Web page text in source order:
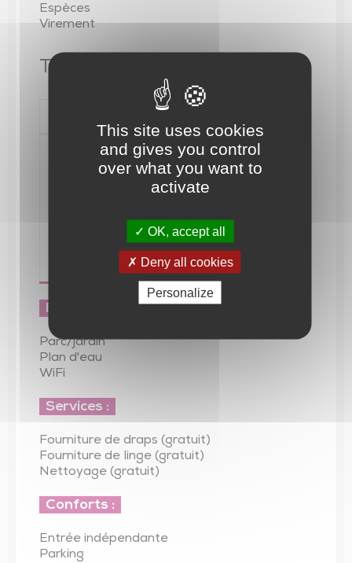
Espèces
Virement
Tarif
1 chbre 1 nuit 2 pers
ptit dej (chambres
Prix dégressif selon
nuitées réservées
(70€/nuit pour 2
nuits + 5€/personne
supplémentaire)
Équipements :
Parc/jardin
Plan d'eau
WiFi
Services :
Fourniture de draps (gratuit)
Fourniture de linge (gratuit)
Nettoyage (gratuit)
Conforts :
Entrée indépendante
Parking
This site uses cookies
and gives you control
over what you want to
activate
OK, accept all
Deny all cookies
Personalize